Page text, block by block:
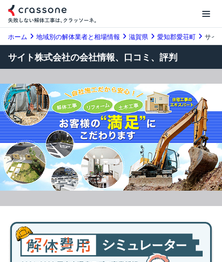
ホーム 地域別の解体業者と相場情報 滋賀県 愛知郡愛荘町 サイ
サイト株式会社の会社情報、口コミ、評判